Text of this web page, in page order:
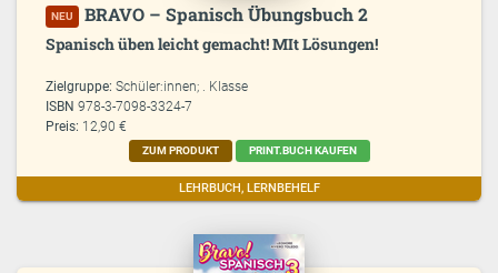
NEU BRAVO – Spanisch Übungsbuch 2
Spanisch üben leicht gemacht! MIt Lösungen!
Zielgruppe:Schüler:innen; . Klasse
ISBN978-3-7098-3324-7
Preis: 12,90 €
ZUM PRODUKT PRINT.BUCH KAUFEN
LEHRBUCH, LERNBEHELF